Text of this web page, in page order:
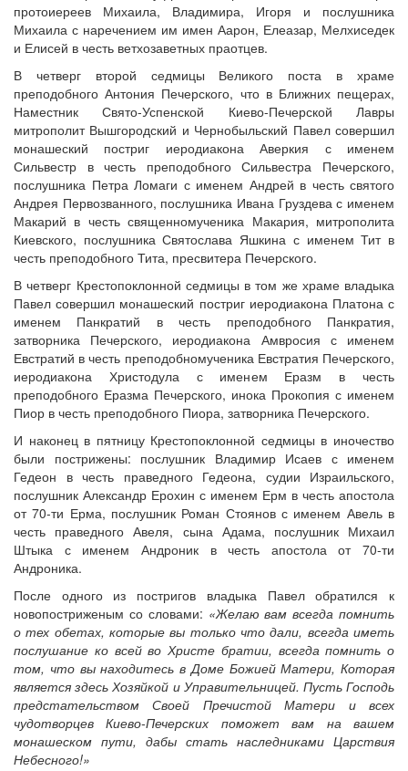
Онлайн трансляции
Веб-камеры
12 сентября 2015Название трансляции
12 сентября 2015Название трансляции
12 сентября 2015Название трансляции
12 сентября 2015Название трансляции
12 сентября 2015
Название трансляции
12 сентября 2015Название трансляции
12 сентября 2015Название трансляции
12 сентября 2015Название трансляции
Перейти к архиву
протоиереев Михаила, Владимира, Игоря и послушника
Михаила с наречением им имен Аарон, Елеазар, Мелхиседек
и Елисей в честь ветхозаветных праотцев.
В четверг второй седмицы Великого поста в храме
преподобного Антония Печерского, что в Ближних пещерах,
Наместник Свято-Успенской Киево-Печерской Лавры
митрополит Вышгородский и Чернобыльский Павел совершил
монашеский постриг иеродиакона Аверкия с именем
Сильвестр в честь преподобного Сильвестра Печерского,
послушника Петра Ломаги с именем Андрей в честь святого
Андрея Первозванного, послушника Ивана Груздева с именем
Макарий в честь священномученика Макария, митрополита
Киевского, послушника Святослава Яшкина с именем Тит в
честь преподобного Тита, пресвитера Печерского.
В четверг Крестопоклонной седмицы в том же храме владыка
Павел совершил монашеский постриг иеродиакона Платона с
именем Панкратий в честь преподобного Панкратия,
затворника Печерского, иеродиакона Амвросия с именем
Евстратий в честь преподобномученика Евстратия Печерского,
иеродиакона Христодула с именем Еразм в честь
преподобного Еразма Печерского, инока Прокопия с именем
Пиор в честь преподобного Пиора, затворника Печерского.
И наконец в пятницу Крестопоклонной седмицы в иночество
были пострижены: послушник Владимир Исаев с именем
Гедеон в честь праведного Гедеона, судии Израильского,
послушник Александр Ерохин с именем Ерм в честь апостола
от 70-ти Ерма, послушник Роман Стоянов с именем Авель в
честь праведного Авеля, сына Адама, послушник Михаил
Штыка с именем Андроник в честь апостола от 70-ти
Андроника.
После одного из постригов владыка Павел обратился к
новопостриженым со словами: «Желаю вам всегда помнить
о тех обетах, которые вы только что дали, всегда иметь
послушание ко всей во Христе братии, всегда помнить о
том, что вы находитесь в Доме Божией Матери, Которая
является здесь Хозяйкой и Управительницей. Пусть Господь
предстательством Своей Пречистой Матери и всех
чудотворцев Киево-Печерских поможет вам на вашем
монашеском пути, дабы стать наследниками Царствия
Небесного!»